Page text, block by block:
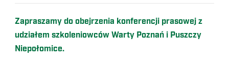
Zapraszamy do obejrzenia konferencji prasowej z
udziałem szkoleniowców Warty Poznań i Puszczy
Niepołomice.